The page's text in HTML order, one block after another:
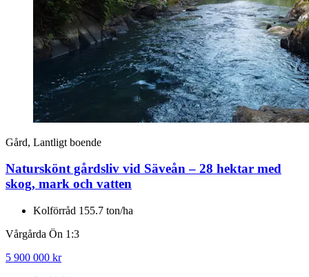
Gård, Lantligt boende
Naturskönt gårdsliv vid Säveån – 28 hektar med
skog, mark och vatten
Kolförråd 155.7 ton/ha
Vårgårda Ön 1:3
5 900 000 kr